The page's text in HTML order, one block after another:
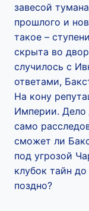
завесой
прошлого и
такое –
скрыта во
случилось с
ответами,
На кону
Империи. Дело
само
сможет ли
под угрозой
клубок тайн
поздно?